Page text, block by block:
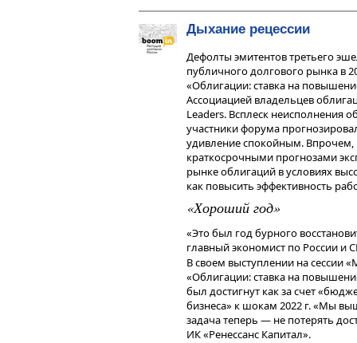
защищен меньше. И сейчас мы
сырой. Я как-то услышал
Банка РоссииСергея Швецова ,
не вмешиваемся, ждем
сегменте ВДО начались, по
донастройка.
— Учитывая, что рынок ВДО, в
начал активно развиваться в
очевидно, затянулись...
— Регулятор взял за образец
не сделал главного.
У нас нет пресловутого
банкротстве. — прим.
похожей на карго-культ. А
США: есть, например,
есть общее собрание
работало приходится
придумывать как
возникли при переходе
Дыхание рецессии
Дефолты эмитентов третьего
публичного долгового рынка в
«Облигации: ставка на
Ассоциацией владельцев
Leaders. Всплеск неисполнения
участники форума
удивление спокойным. Впрочем,
краткосрочными прогнозами
рынке облигаций в условиях
как повысить эффективность
«Хороший год»
«Это был год бурного
главный экономист по России и
В своем выступлении на сессии
«Облигации: ставка на
был достигнут как за счет
бизнеса» к шокам 2022 г. «Мы
задача теперь — не потерять
ИК «Ренессанс Капитал».